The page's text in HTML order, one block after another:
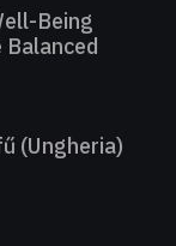
Being
(Ungheria)